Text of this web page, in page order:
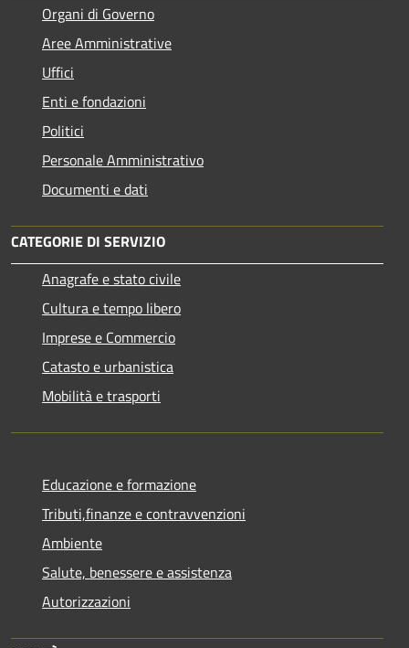
Organi di Governo
Aree Amministrative
Uffici
Enti e fondazioni
Politici
Personale Amministrativo
Documenti e dati
CATEGORIE DI SERVIZIO
Anagrafe e stato civile
Cultura e tempo libero
Imprese e Commercio
Catasto e urbanistica
Mobilità e trasporti
Educazione e formazione
Tributi,finanze e contravvenzioni
Ambiente
Salute, benessere e assistenza
Autorizzazioni